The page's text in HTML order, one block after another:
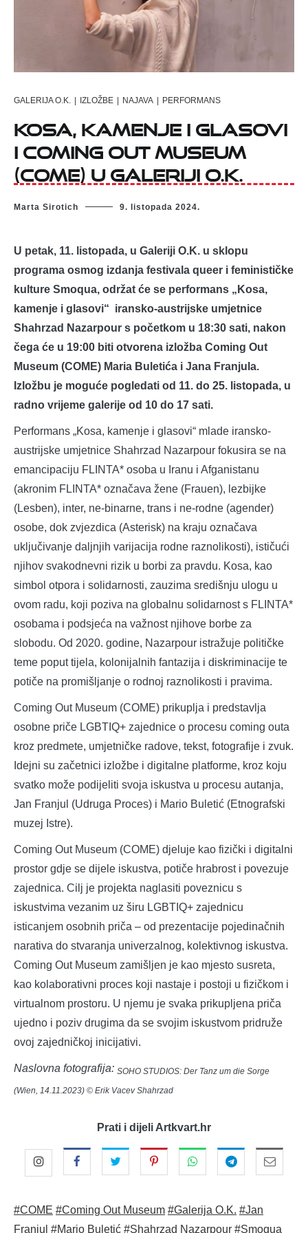
GALERIJA O.K. | IZLOŽBE | NAJAVA | PERFORMANS
Kosa, kamenje i glasovi
i Coming Out Museum
(COME) u Galeriji O.K.
Marta Sirotich 9. listopada 2024.
U petak, 11. listopada, u Galeriji O.K. u sklopu
programa osmog izdanja festivala queer i feminističke
kulture Smoqua, održat će se performans „Kosa,
kamenje i glasovi“ iransko-austrijske umjetnice
Shahrzad Nazarpour s početkom u 18:30 sati, nakon
čega će u 19:00 biti otvorena izložba Coming Out
Museum (COME) Maria Buletića i Jana Franjula.
Izložbu je moguće pogledati od 11. do 25. listopada, u
radno vrijeme galerije od 10 do 17 sati.
Performans „Kosa, kamenje i glasovi“ mlade iransko-
austrijske umjetnice Shahrzad Nazarpour fokusira se na
emancipaciju FLINTA* osoba u Iranu i Afganistanu
(akronim FLINTA* označava žene (Frauen), lezbijke
(Lesben), inter, ne-binarne, trans i ne-rodne (agender)
osobe, dok zvjezdica (Asterisk) na kraju označava
uključivanje daljnjih varijacija rodne raznolikosti), ističući
njihov svakodnevni rizik u borbi za pravdu. Kosa, kao
simbol otpora i solidarnosti, zauzima središnju ulogu u
ovom radu, koji poziva na globalnu solidarnost s FLINTA*
osobama i podsjeća na važnost njihove borbe za
slobodu. Od 2020. godine, Nazarpour istražuje političke
teme poput tijela, kolonijalnih fantazija i diskriminacije te
potiče na promišljanje o rodnoj raznolikosti i pravima.
Coming Out Museum (COME) prikuplja i predstavlja
osobne priče LGBTIQ+ zajednice o procesu coming outa
kroz predmete, umjetničke radove, tekst, fotografije i zvuk.
Idejni su začetnici izložbe i digitalne platforme, kroz koju
svatko može podijeliti svoja iskustva u procesu autanja,
Jan Franjul (Udruga Proces) i Mario Buletić (Etnografski
muzej Istre).
Coming Out Museum (COME) djeluje kao fizički i digitalni
prostor gdje se dijele iskustva, potiče hrabrost i povezuje
zajednica. Cilj je projekta naglasiti poveznicu s
iskustvima vezanim uz širu LGBTIQ+ zajednicu
isticanjem osobnih priča – od prezentacije pojedinačnih
narativa do stvaranja univerzalnog, kolektivnog iskustva.
Coming Out Museum zamišljen je kao mjesto susreta,
kao kolaborativni proces koji nastaje i postoji u fizičkom i
virtualnom prostoru. U njemu je svaka prikupljena priča
ujedno i poziv drugima da se svojim iskustvom pridruže
ovoj zajedničkoj inicijativi.
Naslovna fotografija: SOHO STUDIOS: Der Tanz um die Sorge
(Wien, 14.11.2023) © Erik Vacev Shahrzad
Prati i dijeli Artkvart.hr
#COME #Coming Out Museum #Galerija O.K. #Jan
Franjul #Mario Buletić #Shahrzad Nazarpour #Smoqua